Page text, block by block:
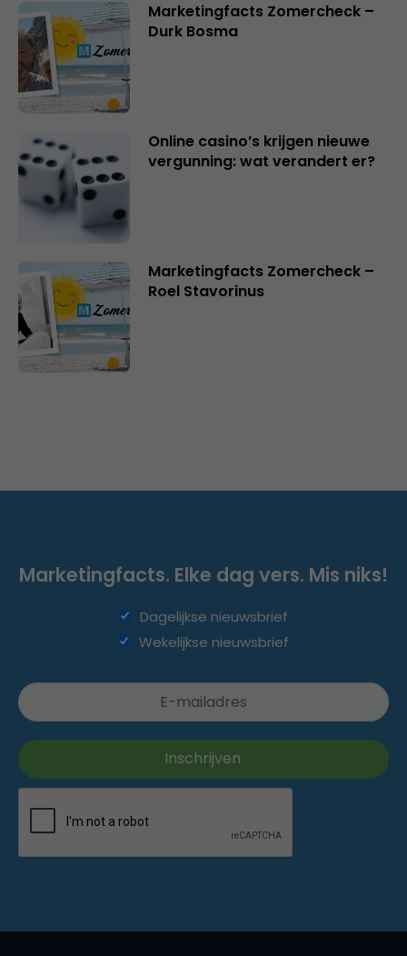
Marketingfacts Zomercheck –
Durk Bosma
Online casino’s krijgen nieuwe
vergunning: wat verandert er?
Marketingfacts Zomercheck –
Roel Stavorinus
Marketingfacts. Elke dag vers. Mis niks!
Dagelijkse nieuwsbrief
Wekelijkse nieuwsbrief